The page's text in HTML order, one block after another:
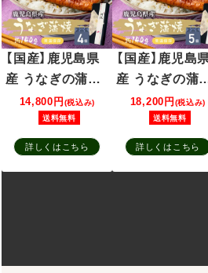
【国産】鹿児島県
産 うなぎの蒲焼
約140g×4個セッ
ト うなぎ 蒲焼 常
温保存可能 たれ
山椒付き
14,800円(税込み)
送料無料
詳しくはこちら
【国産】鹿児島
産 うなぎの蒲
約140g×5個セッ
ト うなぎ 蒲焼
温保存可能 た
山椒付き
18,200円(税込み)
送料無料
詳しくはこちら